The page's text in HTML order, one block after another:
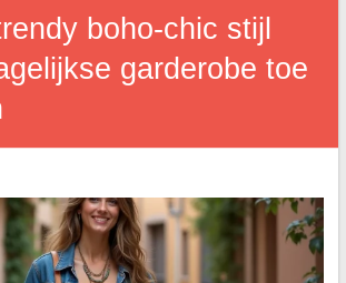
boho-chic stijl
garderobe toe